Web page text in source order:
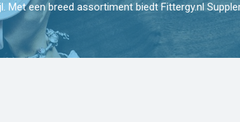
een breed assortiment biedt Fittergy.nl